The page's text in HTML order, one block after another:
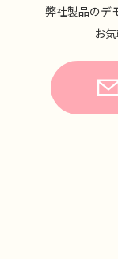
弊社製品のデ
お